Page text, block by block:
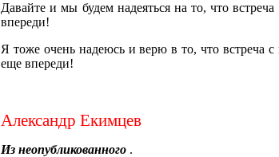
Давайте и мы будем надеяться на то, что
впереди!
Я тоже очень надеюсь и верю в то, что встреча
еще впереди!
Александр Екимцев
Из неопубликованного .